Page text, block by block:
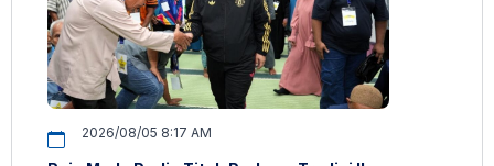
2026/08/05 8:17 AM